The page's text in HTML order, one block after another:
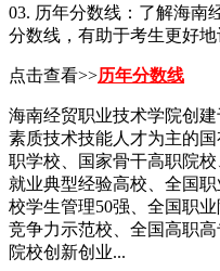
03. 历年分数线：了解海南
分数线，有助于考生更好地
点击查看>>历年分数线
海南经贸职业技术学院创
素质技术技能人才为主的
职学校、国家骨干高职院
就业典型经验高校、全国
校学生管理50强、全国职
竞争力示范校、全国高职
院校创新创业...